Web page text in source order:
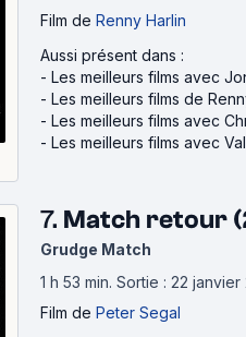
Film de Renny Harlin
Aussi présent dans :
- Les meilleurs films avec
- Les meilleurs films de
- Les meilleurs films avec
- Les meilleurs films avec
7. Match retour
Grudge Match
1 h 53 min. Sortie : 22 janvier
Film de Peter Segal